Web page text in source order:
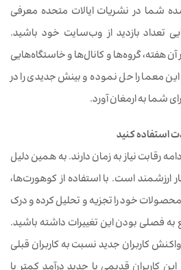
شده شما در نشریات ایالات متحده معرفی
تعداد بازدید از وب‌سایت خود باشید.
هفته، گروه‌ها و کانال‌ها و خاستگاه‌هایی
معما را حل نموده و بینش جدیدی را در
شما به ارمغان آورد.
استفاده کنید
رقابت نیاز به زمان دارند. به همین دلیل
است. با استفاده از کوهورت‌ها،
خود را تجزیه و تحلیل کرده و درک
فصلی بودن این تغییرات داشته باشید.
کاربران جدید نسبت به کاربران قبلی